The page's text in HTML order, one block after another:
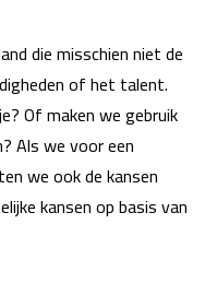
die misschien niet de
of het talent.
Of maken we gebruik
Als we voor een
we ook de kansen
kansen op basis van